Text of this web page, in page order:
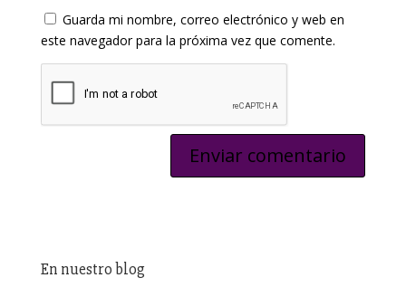
Guarda mi nombre, correo electrónico y web en
este navegador para la próxima vez que comente.
En nuestro blog